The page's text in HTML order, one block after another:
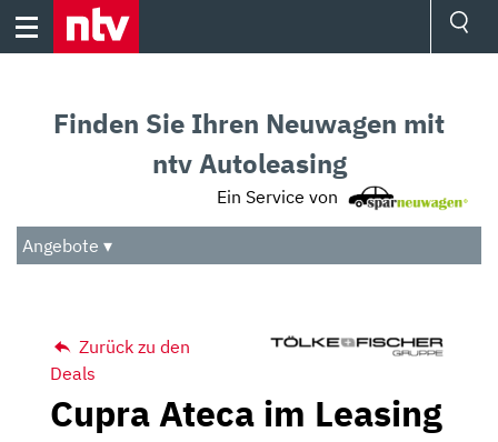
Skip
Audio
Das Beste
Finden Sie Ihren Neuwagen mit
ntv Autoleasing
Ein Service von
Angebote ▾
Zurück zu den
Deals
Cupra Ateca im Leasing